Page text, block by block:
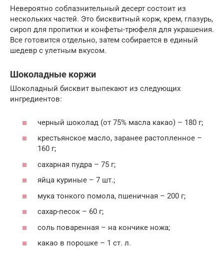
Невероятно соблазнительный десерт состоит из
нескольких частей. Это бисквитный корж, крем, глазурь,
сироп для пропитки и конфеты-трюфеля для украшения.
Все готовится отдельно, затем собирается в единый
шедевр с улетным вкусом.
Шоколадные коржи
Шоколадный бисквит выпекают из следующих
ингредиентов:
черный шоколад (от 75% масла какао) – 180 г;
крестьянское масло, заранее растопленное –
160 г;
сахарная пудра – 75 г;
яйца куриные – 7 шт.;
мука тонкого помола, пшеничная – 200 г;
сахар-песок – 60 г;
соль поваренная – на кончике ножа;
какао в порошке – 1 ст. л.